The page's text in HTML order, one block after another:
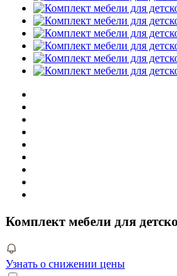
Комплект мебели для
Узнать о снижении цены